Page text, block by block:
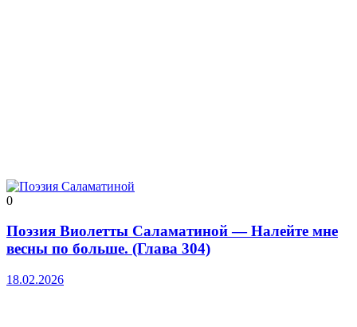
0
Поэзия Виолетты Саламатиной — Налейте мне
весны по больше. (Глава 304)
18.02.2026